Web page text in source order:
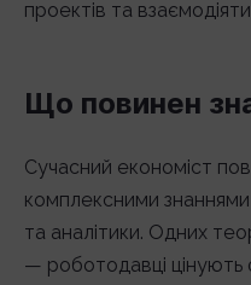
проектів та
Що повинен
Сучасний економіст
комплексними знаннями
та аналітики. Одних
— роботодавці цінують